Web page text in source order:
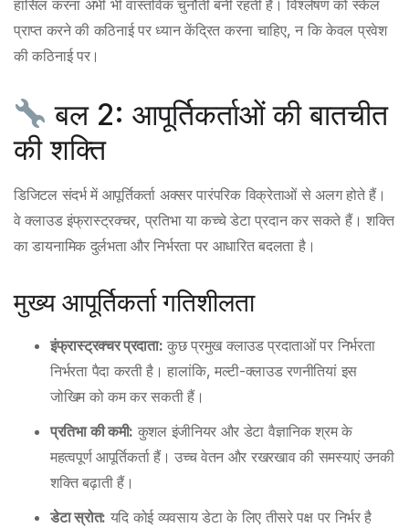
हासिल करना अभी भी वास्तविक चुनौती बनी रहती है। विश्लेषण को स्केल
प्राप्त करने की कठिनाई पर ध्यान केंद्रित करना चाहिए, न कि केवल प्रवेश
की कठिनाई पर।
बल 2: आपूर्तिकर्ताओं की बातचीत
की शक्ति
डिजिटल संदर्भ में आपूर्तिकर्ता अक्सर पारंपरिक विक्रेताओं से अलग होते हैं।
वे क्लाउड इंफ्रास्ट्रक्चर, प्रतिभा या कच्चे डेटा प्रदान कर सकते हैं। शक्ति
का डायनामिक दुर्लभता और निर्भरता पर आधारित बदलता है।
मुख्य आपूर्तिकर्ता गतिशीलता
इंफ्रास्ट्रक्चर प्रदाता: कुछ प्रमुख क्लाउड प्रदाताओं पर निर्भरता
निर्भरता पैदा करती है। हालांकि, मल्टी-क्लाउड रणनीतियां इस
जोखिम को कम कर सकती हैं।
प्रतिभा की कमी: कुशल इंजीनियर और डेटा वैज्ञानिक श्रम के
महत्वपूर्ण आपूर्तिकर्ता हैं। उच्च वेतन और रखरखाव की समस्याएं उनकी
शक्ति बढ़ाती हैं।
डेटा स्रोत: यदि कोई व्यवसाय डेटा के लिए तीसरे पक्ष पर निर्भर है